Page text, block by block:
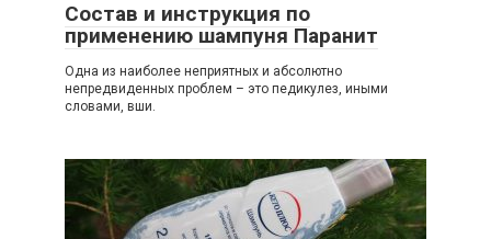
Состав и инструкция по
применению шампуня Паранит
Одна из наиболее неприятных и абсолютно
непредвиденных проблем – это педикулез, иными
словами, вши.